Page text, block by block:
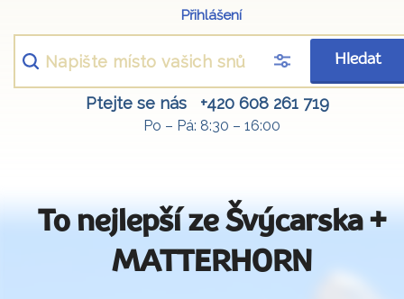
Přihlášení
Hledat
Ptejte se nás +420 608 261 719
Po – Pá: 8:30 – 16:00
To nejlepší ze Švýcarska +
MATTERHORN